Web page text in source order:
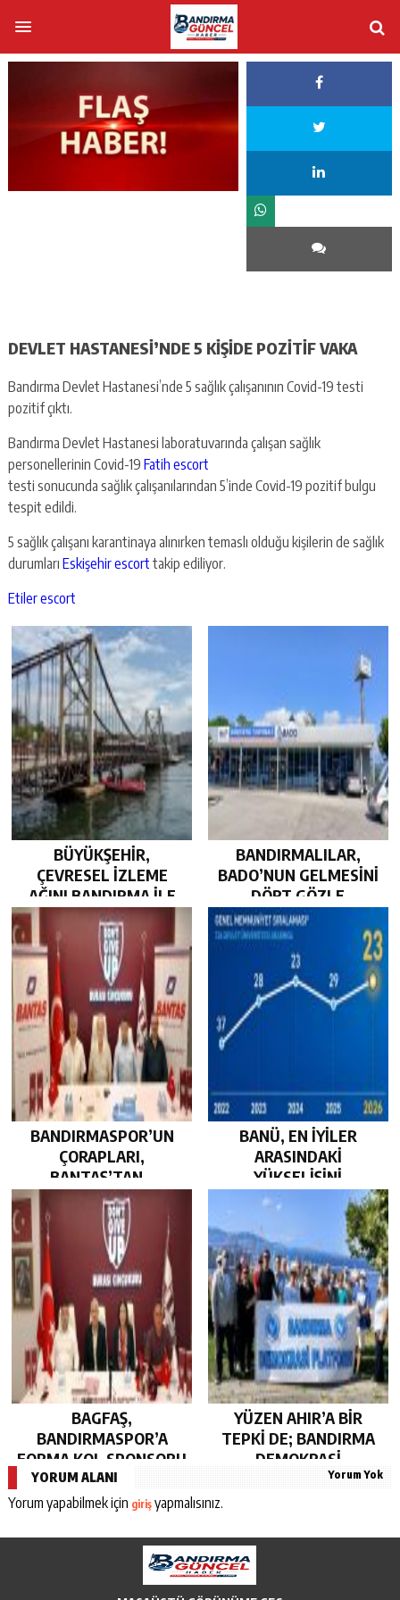
DEVLET HASTANESİ’NDE 5 KİŞİDE POZİTİF VAKA
Bandırma Devlet Hastanesi’nde 5 sağlık çalışanının Covid-19 testi
pozitif çıktı.
Bandırma Devlet Hastanesi laboratuvarında çalışan sağlık
personellerinin Covid-19 Fatih escort
testi sonucunda sağlık çalışanılarından 5’inde Covid-19 pozitif bulgu
tespit edildi.
5 sağlık çalışanı karantinaya alınırken temaslı olduğu kişilerin de sağlık
durumları Eskişehir escort takip ediliyor.
Etiler escort
BÜYÜKŞEHİR,
ÇEVRESEL İZLEME
AĞINI BANDIRMA İLE
GÜÇLENDİRDİ…
BANDIRMALILAR,
BADO’NUN GELMESİNİ
DÖRT GÖZLE
BEKLİYOR…
BANDIRMASPOR’UN
ÇORAPLARI,
BANTAŞ’TAN…
BANÜ, EN İYİLER
ARASINDAKİ
YÜKSELİŞİNİ
SÜRDÜRDÜ…
BAGFAŞ,
BANDIRMASPOR’A
FORMA KOL SPONSORU
OLARAK KUCAK AÇTI…
YÜZEN AHIR’A BİR
TEPKİ DE; BANDIRMA
DEMOKRASİ
PLATFORMU’NDAN…
YORUM ALANI Yorum Yok
Yorum yapabilmek için girişyapmalısınız.